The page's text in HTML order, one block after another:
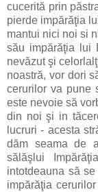
cucerită prin
pierde impărăţia
mantui nici noi si
său impărăţia lui
nevăzut şi
noastră, vor dori
cerurilor va pune
este nevoie să
din noi şi in
lucruri - acesta
dăm seama de
sălăşlui
intotdeauna să
impărăţia